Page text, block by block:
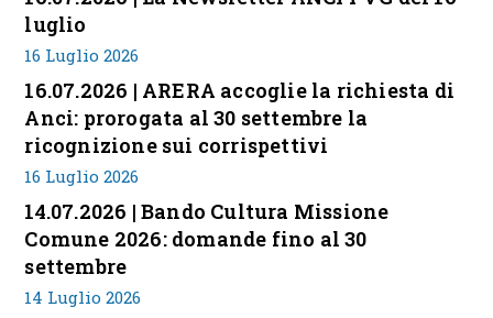
luglio
16 Luglio 2026
16.07.2026 | ARERA accoglie la richiesta di
Anci: prorogata al 30 settembre la
ricognizione sui corrispettivi
16 Luglio 2026
14.07.2026 | Bando Cultura Missione
Comune 2026: domande fino al 30
settembre
14 Luglio 2026